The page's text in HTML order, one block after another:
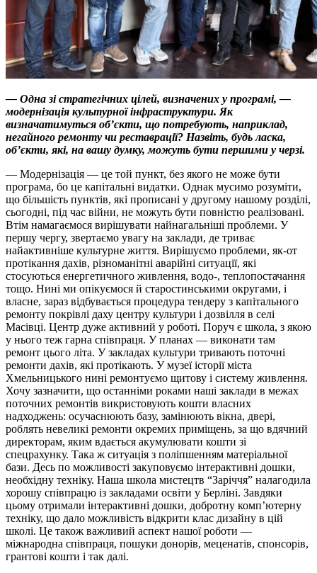
— Одна зі стратегічних цілей, визначених у програмі, —
модернізація культурної інфраструктури. Як
визначатимуться обʼєкти, що потребують, наприклад,
негайного ремонту чи реставрації? Назвіть, будь ласка,
обʼєкти, які, на вашу думку, можуть бути першими у черзі.
— Модернізація — це той пункт, без якого не може бути
програма, бо це капітальні видатки. Однак мусимо розуміти,
що більшість пунктів, які прописані у другому нашому розділі,
сьогодні, під час війни, не можуть бути повністю реалізовані.
Втім намагаємося вирішувати найнагальніші проблеми. У
першу чергу, звертаємо увагу на заклади, де триває
найактивніше культурне життя. Вирішуємо проблеми, як-от
протікання дахів, різноманітні аварійні ситуації, які
стосуються енергетичного живлення, водо-, теплопостачання
тощо. Нині ми опікуємося й старостинськими округами, і
власне, зараз відбувається процедура тендеру з капітального
ремонту покрівлі даху центру культури і дозвілля в селі
Масівці. Центр дуже активний у роботі. Поруч є школа, з якою
у нього теж гарна співпраця. У планах — виконати там
ремонт цього літа. У закладах культури тривають поточні
ремонти дахів, які протікають. У музеї історії міста
Хмельницького нині ремонтуємо щитову і систему живлення.
Хочу зазначити, що останніми роками наші заклади в межах
поточних ремонтів викристовують кошти власних
надходжень: осучаснюють базу, замінюють вікна, двері,
роблять невеликі ремонти окремих приміщень, за що вдячний
директорам, яким вдається акумулювати кошти зі
спецрахунку. Така ж ситуація з поліпшенням матеріальної
бази. Десь по можливості закуповуємо інтерактивні дошки,
необхідну техніку. Наша школа мистецтв “Заріччя” налагодила
хорошу співпрацю із закладами освіти у Берліні. Завдяки
цьому отримали інтерактивні дошки, добротну компʼютерну
техніку, що дало можливість відкрити клас дизайну в цій
школі. Це також важливий аспект нашої роботи —
міжнародна співпраця, пошуки донорів, меценатів, спонсорів,
грантові кошти і так далі.